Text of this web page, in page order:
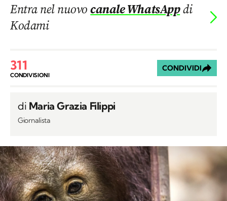
Entra nel nuovocanale WhatsAppdi
Kodami
311
CONDIVISIONI
CONDIVIDI
di Maria Grazia Filippi
Giornalista